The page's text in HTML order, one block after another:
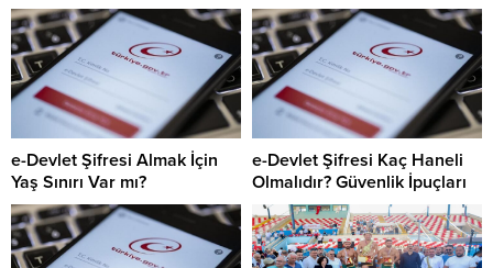
e-Devlet Şifresi Almak İçin
Yaş Sınırı Var mı?
e-Devlet Şifresi Kaç Haneli
Olmalıdır? Güvenlik İpuçları